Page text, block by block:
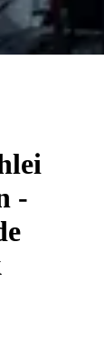
-